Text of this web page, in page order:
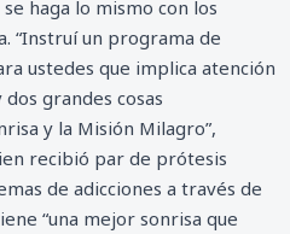
haga lo mismo con los
“Instruí un programa de
ustedes que implica atención
grandes cosas
y la Misión Milagro”,
recibió par de prótesis
de adicciones a través de
“una mejor sonrisa que